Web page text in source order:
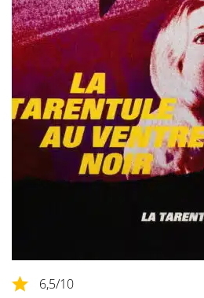
6,5/10